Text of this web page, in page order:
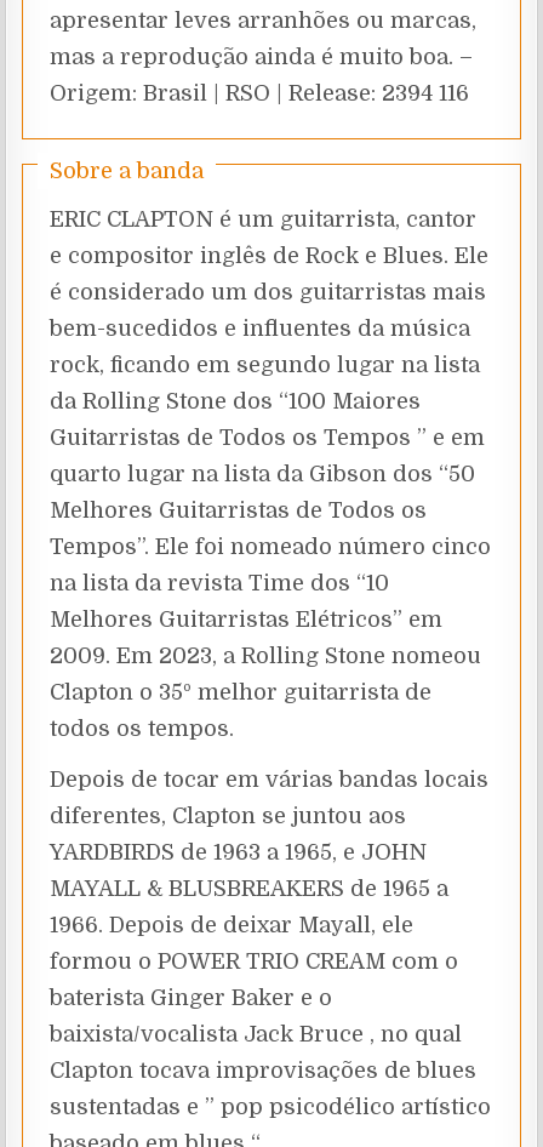
apresentar leves arranhões ou marcas,
mas a reprodução ainda é muito boa. –
Origem: Brasil | RSO | Release: 2394 116
Sobre a banda
ERIC CLAPTON é um guitarrista, cantor
e compositor inglês de Rock e Blues. Ele
é considerado um dos guitarristas mais
bem-sucedidos e influentes da música
rock, ficando em segundo lugar na lista
da Rolling Stone dos “100 Maiores
Guitarristas de Todos os Tempos ” e em
quarto lugar na lista da Gibson dos “50
Melhores Guitarristas de Todos os
Tempos”. Ele foi nomeado número cinco
na lista da revista Time dos “10
Melhores Guitarristas Elétricos” em
2009. Em 2023, a Rolling Stone nomeou
Clapton o 35º melhor guitarrista de
todos os tempos.
Depois de tocar em várias bandas locais
diferentes, Clapton se juntou aos
YARDBIRDS de 1963 a 1965, e JOHN
MAYALL & BLUSBREAKERS de 1965 a
1966. Depois de deixar Mayall, ele
formou o POWER TRIO CREAM com o
baterista Ginger Baker e o
baixista/vocalista Jack Bruce , no qual
Clapton tocava improvisações de blues
sustentadas e ” pop psicodélico artístico